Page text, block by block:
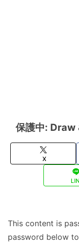
保護中: Draw
X
This content is
password below